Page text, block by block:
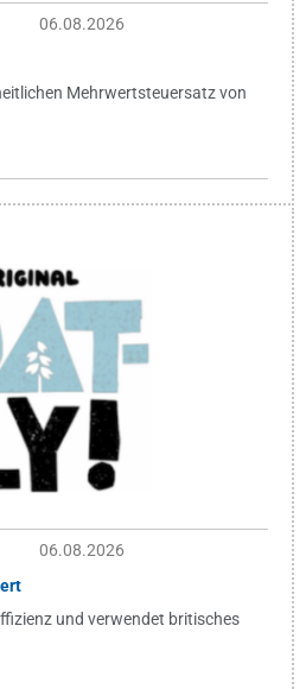
06.08.2026
Mehrwertsteuersatz von
06.08.2026
und verwendet britisches